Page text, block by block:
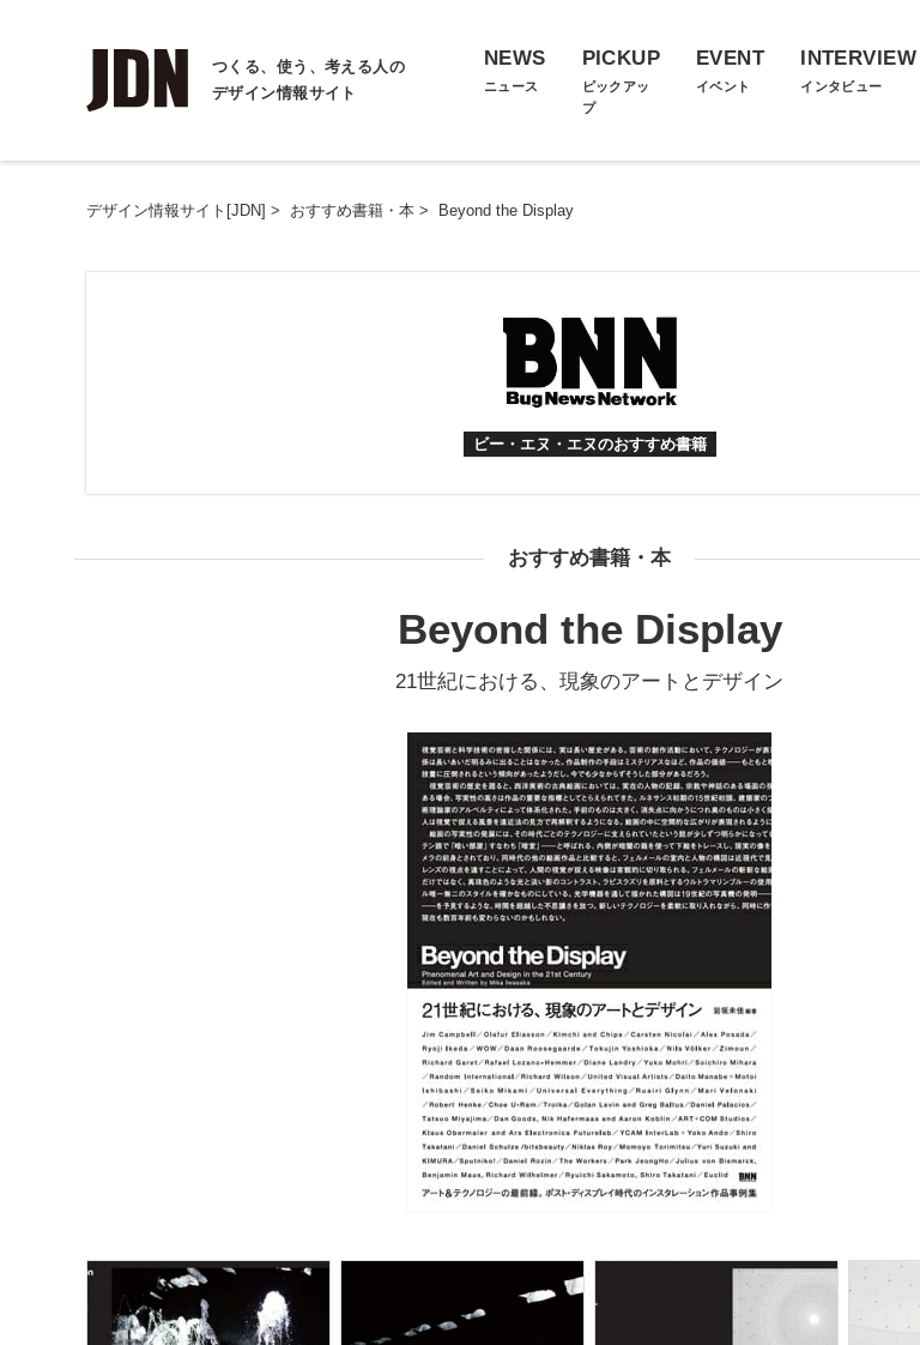
つくる、使う、考える人の
デザイン情報サイト
NEWS
ニュース
PICKUP
ピックアッ
プ
EVENT
イベント
INTERVIEW
インタビュー
デザイン情報サイト[JDN] > おすすめ書籍・本 > Beyond the Display
ビー・エヌ・エヌのおすすめ書籍
おすすめ書籍・本
Beyond the Display
21世紀における、現象のアートとデザイン